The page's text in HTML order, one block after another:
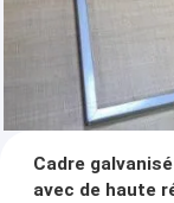
Cadre
avec de haute